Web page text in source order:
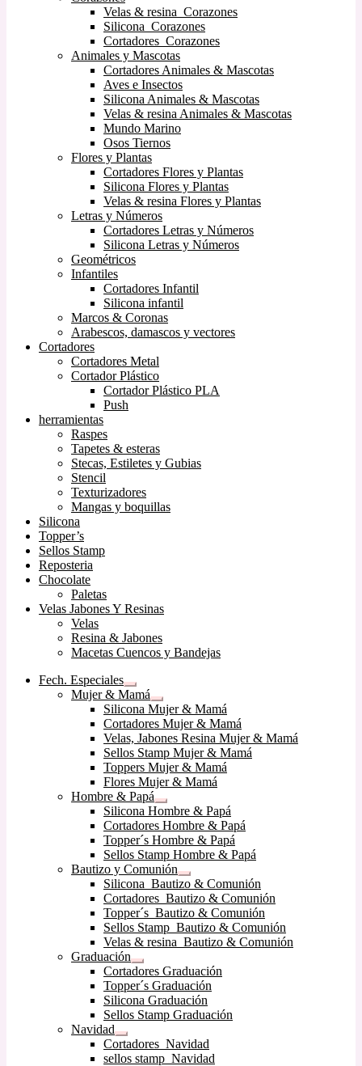
Velas & resina Corazones
Silicona Corazones
Cortadores Corazones
Animales y Mascotas
Cortadores Animales & Mascotas
Aves e Insectos
Silicona Animales & Mascotas
Velas & resina Animales & Mascotas
Mundo Marino
Osos Tiernos
Flores y Plantas
Cortadores Flores y Plantas
Silicona Flores y Plantas
Velas & resina Flores y Plantas
Letras y Números
Cortadores Letras y Números
Silicona Letras y Números
Geométricos
Infantiles
Cortadores Infantil
Silicona infantil
Marcos & Coronas
Arabescos, damascos y vectores
Cortadores
Cortadores Metal
Cortador Plástico
Cortador Plástico PLA
Push
herramientas
Raspes
Tapetes & esteras
Stecas, Estiletes y Gubias
Stencil
Texturizadores
Mangas y boquillas
Silicona
Topper’s
Sellos Stamp
Reposteria
Chocolate
Paletas
Velas Jabones Y Resinas
Velas
Resina & Jabones
Macetas Cuencos y Bandejas
Fech. Especiales
Expandir
el
menú
hijo
Mujer & Mamá
Expandir
el
menú
hijo
Silicona Mujer & Mamá
Cortadores Mujer & Mamá
Velas, Jabones Resina Mujer & Mamá
Sellos Stamp Mujer & Mamá
Toppers Mujer & Mamá
Flores Mujer & Mamá
Hombre & Papá
Expandir
el
menú
hijo
Silicona Hombre & Papá
Cortadores Hombre & Papá
Topper´s Hombre & Papá
Sellos Stamp Hombre & Papá
Bautizo y Comunión
Expandir
el
menú
hijo
Silicona Bautizo & Comunión
Cortadores Bautizo & Comunión
Topper´s Bautizo & Comunión
Sellos Stamp Bautizo & Comunión
Velas & resina Bautizo & Comunión
Graduación
Expandir
el
menú
hijo
Cortadores Graduación
Topper´s Graduación
Silicona Graduación
Sellos Stamp Graduación
Navidad
Expandir
el
menú
Cortadores Navidad
sellos stamp Navidad